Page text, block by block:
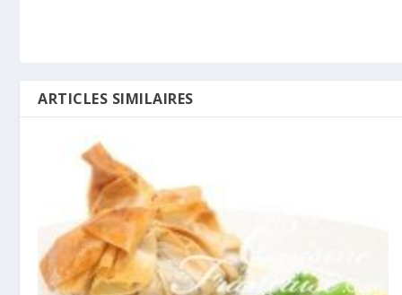
ARTICLES SIMILAIRES